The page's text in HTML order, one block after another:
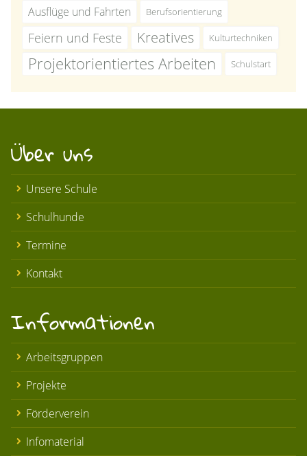
Ausflüge und Fahrten Berufsorientierung
Feiern und Feste Kreatives Kulturtechniken
Projektorientiertes Arbeiten Schulstart
Über uns
Unsere Schule
Schulhunde
Termine
Kontakt
Informationen
Arbeitsgruppen
Projekte
Förderverein
Infomaterial